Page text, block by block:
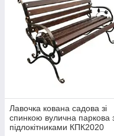
Лавочка кована садова зі
спинкою вулична паркова
підлокітниками КПК2020